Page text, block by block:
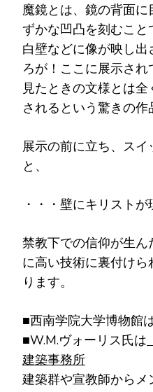
魔鏡とは、鏡の背面
ずかな凹凸を刻むこと
白壁などに像が映し
ろが！ここに展示さ
見たときの文様とは
されるという驚きの作
展示の前に立ち、ス
と、
・・・壁にキリストが
禁教下での信仰が生
に高い技術に裏付け
ります。
■西南学院大学博物館
■W.M.ヴォーリス氏は
建築事務所
建築群や宣教師からメ